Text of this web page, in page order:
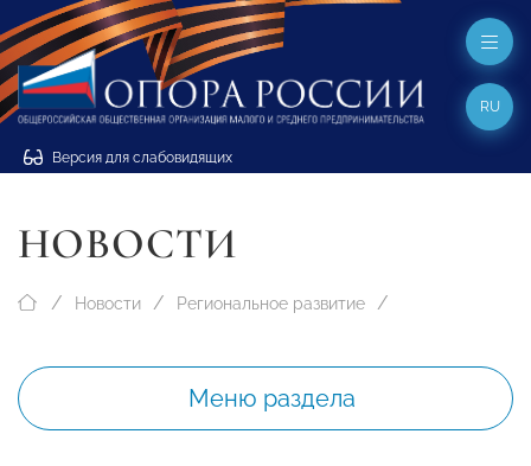
Версия для слабовидящих
RU
НОВОСТИ
Новости Региональное развитие
Меню раздела